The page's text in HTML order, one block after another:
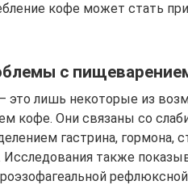
кофе может стать
с
это лишь некоторые из
кофе. Они связаны со
гастрина, гормона,
Исследования также